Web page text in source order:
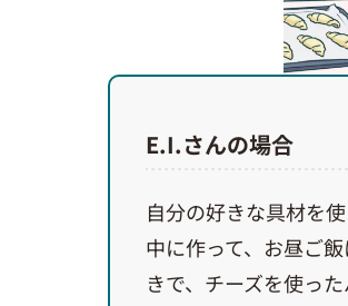
E.I.さんの場合
自分の好きな具材を
中に作って、お昼ご
きで、チーズを使っ